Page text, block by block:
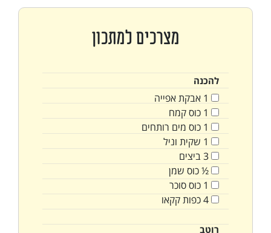
מצרכים למתכון
להכנה
1 אבקת אפייה
1 כוסקמח
1 כוס מים רותחים
1 שקית וניל
3ביצים
½כוס שמן
1 כוססוכר
4כפותקקאו
רוטב